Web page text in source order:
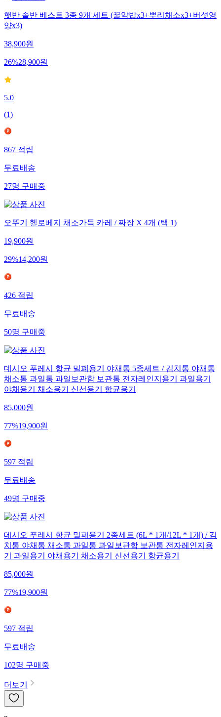
햇반 솥반 베스트 3종 9개 세트 (꿀약밥x3+뿌리채소x3+버섯영
양x3)
38,900원
26%28,900원
5.0
(1)
867적립
무료배송
27명구매중
오뚜기 헬로베지 채소가득 카레 / 짜장 X 4개 (택 1)
19,900원
29%14,200원
426적립
무료배송
50명구매중
데시오 푸레시 항균 밀폐용기 야채통 5종세트 / 김치통 야채통
채소통 과일통 과일보관함 보관통 전자레인지용기 과일용기
야채용기 채소용기 신선용기 항균용기
85,000원
77%19,900원
597적립
무료배송
49명구매중
데시오 푸레시 항균 밀폐용기 2종세트 (6L * 1개/12L * 1개) / 김
치통 야채통 채소통 과일통 과일보관함 보관통 전자레인지용
기 과일용기 야채용기 채소용기 신선용기 항균용기
85,000원
77%19,900원
597적립
무료배송
102명구매중
더보기